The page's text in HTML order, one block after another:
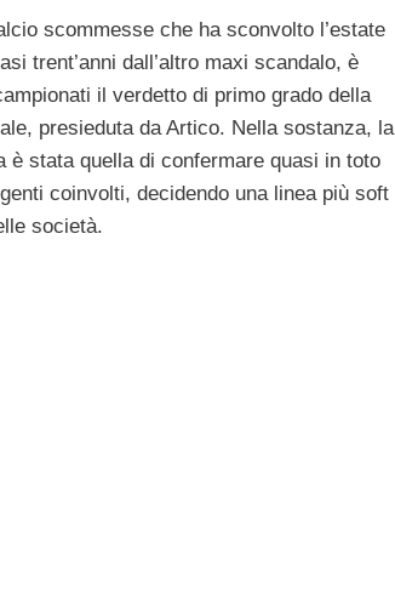
scommesse che ha sconvolto l’estate
trent’anni dall’altro maxi scandalo, è
il verdetto di primo grado della
presieduta da Artico. Nella sostanza, la
stata quella di confermare quasi in toto
coinvolti, decidendo una linea più soft
società.